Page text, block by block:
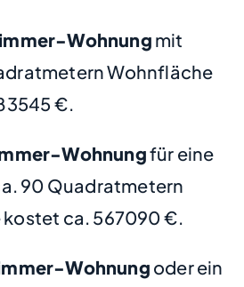
Wohnung mit
Wohnfläche
€.
Wohnungfür eine
90 Quadratmetern
ca. 567090 €.
Wohnung oder ein